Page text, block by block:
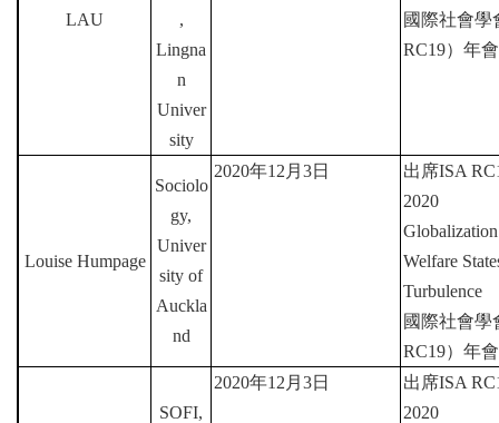
LAU
,
Lingna
n
Univer
sity
國際社會學
RC19）年會
Louise Humpage
Sociolo
gy,
Univer
sity of
Auckla
nd
2020年12 月 3日 出席ISA
2020
Welfare
Turbulence
國際社會學
RC19）年會
SOFI,
2020年12 月 3日 出席ISA
2020